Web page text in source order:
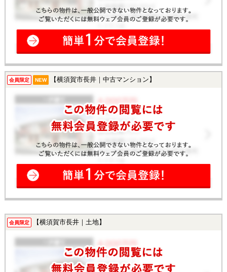
会員限定 NEW 【横須賀市長井｜中古マンション】
会員限定 【横須賀市長井｜土地】